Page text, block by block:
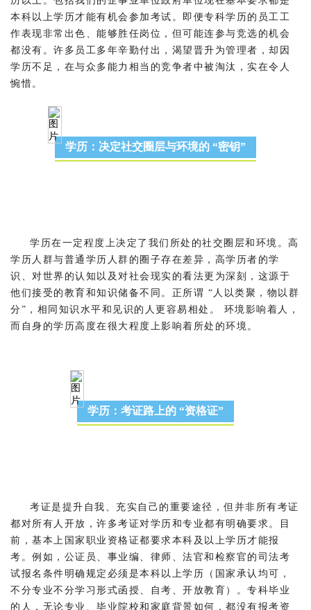
本科以上学历才能有机会参加考试。即便专科学历的员工工
作表现非常出色、能够胜任岗位，但可能连参与竞选的机会
都没有。许多员工多年辛勤付出，渴望晋升为管理者，却因
学历不足，在与众多能力相当的竞争者中被淘汰，实在令人
惋惜。
学历：决定社交圈层与环境的 “密钥”
学历在一定程度上决定了我们所处的社交圈层和环境。高
学历人群与普通学历人群的圈子存在差异，高学历者的学
识、对世界的认知以及对社会现实的看法更为深刻，这源于
他们接受的教育和知识储备不同。正所谓 “人以类聚，物以群
分”，相同知识水平和见识的人更容易相处。 环境影响着人，
而自身的学历高度在很大程度上影响着所处的环境。
学历：考证路上的 “资格证”
考证是提升自我、充实自己的重要途径，但并非所有考证
都对所有人开放，许多考证对学历和专业都有明确要求。目
前，基本上国家职业资格证都要求本科及以上学历才能报
考。例如，公证员、事业编、律师、法官和检察官的司法考
试报名条件明确规定必须是本科以上学历（国家承认均可，
不分专业不分学习形式函授、自考、开放教育）。专科毕业
的人，无论专业、毕业院校和家庭背景如何，都没有报考资